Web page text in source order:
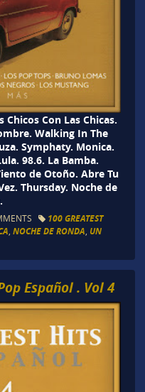
Chicos Con Las Chicas.
Walking In The
Symphaty. Monica.
98.6. La Bamba.
de Otoño. Abre Tu
Thursday. Noche de
100 GREATEST
, NOCHE DE RONDA, UN
Español . Vol 4